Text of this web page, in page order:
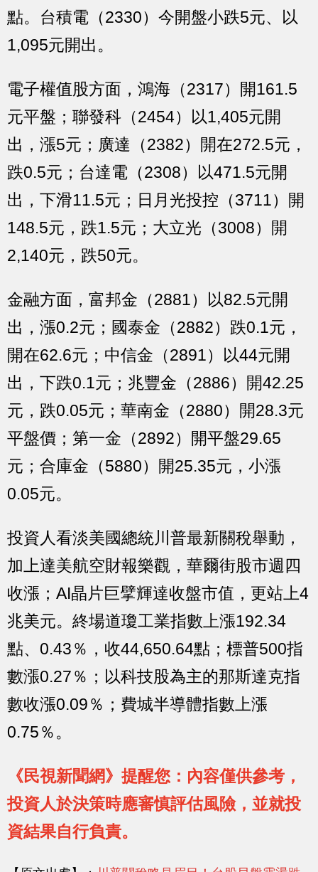
點。台積電（2330）今開盤小跌5元、以
1,095元開出。
電子權值股方面，鴻海（2317）開161.5
元平盤；聯發科（2454）以1,405元開
出，漲5元；廣達（2382）開在272.5元，
跌0.5元；台達電（2308）以471.5元開
出，下滑11.5元；日月光投控（3711）開
148.5元，跌1.5元；大立光（3008）開
2,140元，跌50元。
金融方面，富邦金（2881）以82.5元開
出，漲0.2元；國泰金（2882）跌0.1元，
開在62.6元；中信金（2891）以44元開
出，下跌0.1元；兆豐金（2886）開42.25
元，跌0.05元；華南金（2880）開28.3元
平盤價；第一金（2892）開平盤29.65
元；合庫金（5880）開25.35元，小漲
0.05元。
投資人看淡美國總統川普最新關稅舉動，
加上達美航空財報樂觀，華爾街股市週四
收漲；AI晶片巨擘輝達收盤市值，更站上4
兆美元。終場道瓊工業指數上漲192.34
點、0.43％，收44,650.64點；標普500指
數漲0.27％；以科技股為主的那斯達克指
數收漲0.09％；費城半導體指數上漲
0.75％。
《民視新聞網》提醒您：內容僅供參考，
投資人於決策時應審慎評估風險，並就投
資結果自行負責。